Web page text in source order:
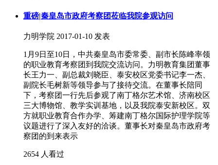
重磅|秦皇岛市政府考察团莅临我院参观访问
力明学院 2017-01-10 发表
1月9日至10日，中共秦皇岛市委常委、副市长陈峰率领
的职业教育考察团到我院交流访问。力明教育集团董事
长王力一、副总裁刘晓臣、泰安校区党委书记李一杰、
副院长毛树新等领导参与了接待交流。在董事长陪同
下，考察团一行先后参观了南丁格尔艺术馆、济南校区
三大博物馆、教学实训基地，以及我院泰安新校区。双
方就职业教育合作办学、筹建南丁格尔国际护理学院等
议题进行了深入友好的洽谈。董事长对秦皇岛市政府考
察团的到来表示
2654 人看过